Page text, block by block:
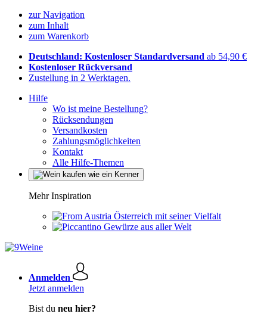
zur Navigation
zum Inhalt
zum Warenkorb
Deutschland: Kostenloser Standardversand ab 54,90 €
Kostenloser Rückversand
Zustellung in 2 Werktagen.
Hilfe
Wo ist meine Bestellung?
Rücksendungen
Versandkosten
Zahlungsmöglichkeiten
Kontakt
Alle Hilfe-Themen
Mehr Inspiration
Österreich mit seiner Vielfalt
Gewürze aus aller Welt
Anmelden
Jetzt anmelden
Bist du neu hier?